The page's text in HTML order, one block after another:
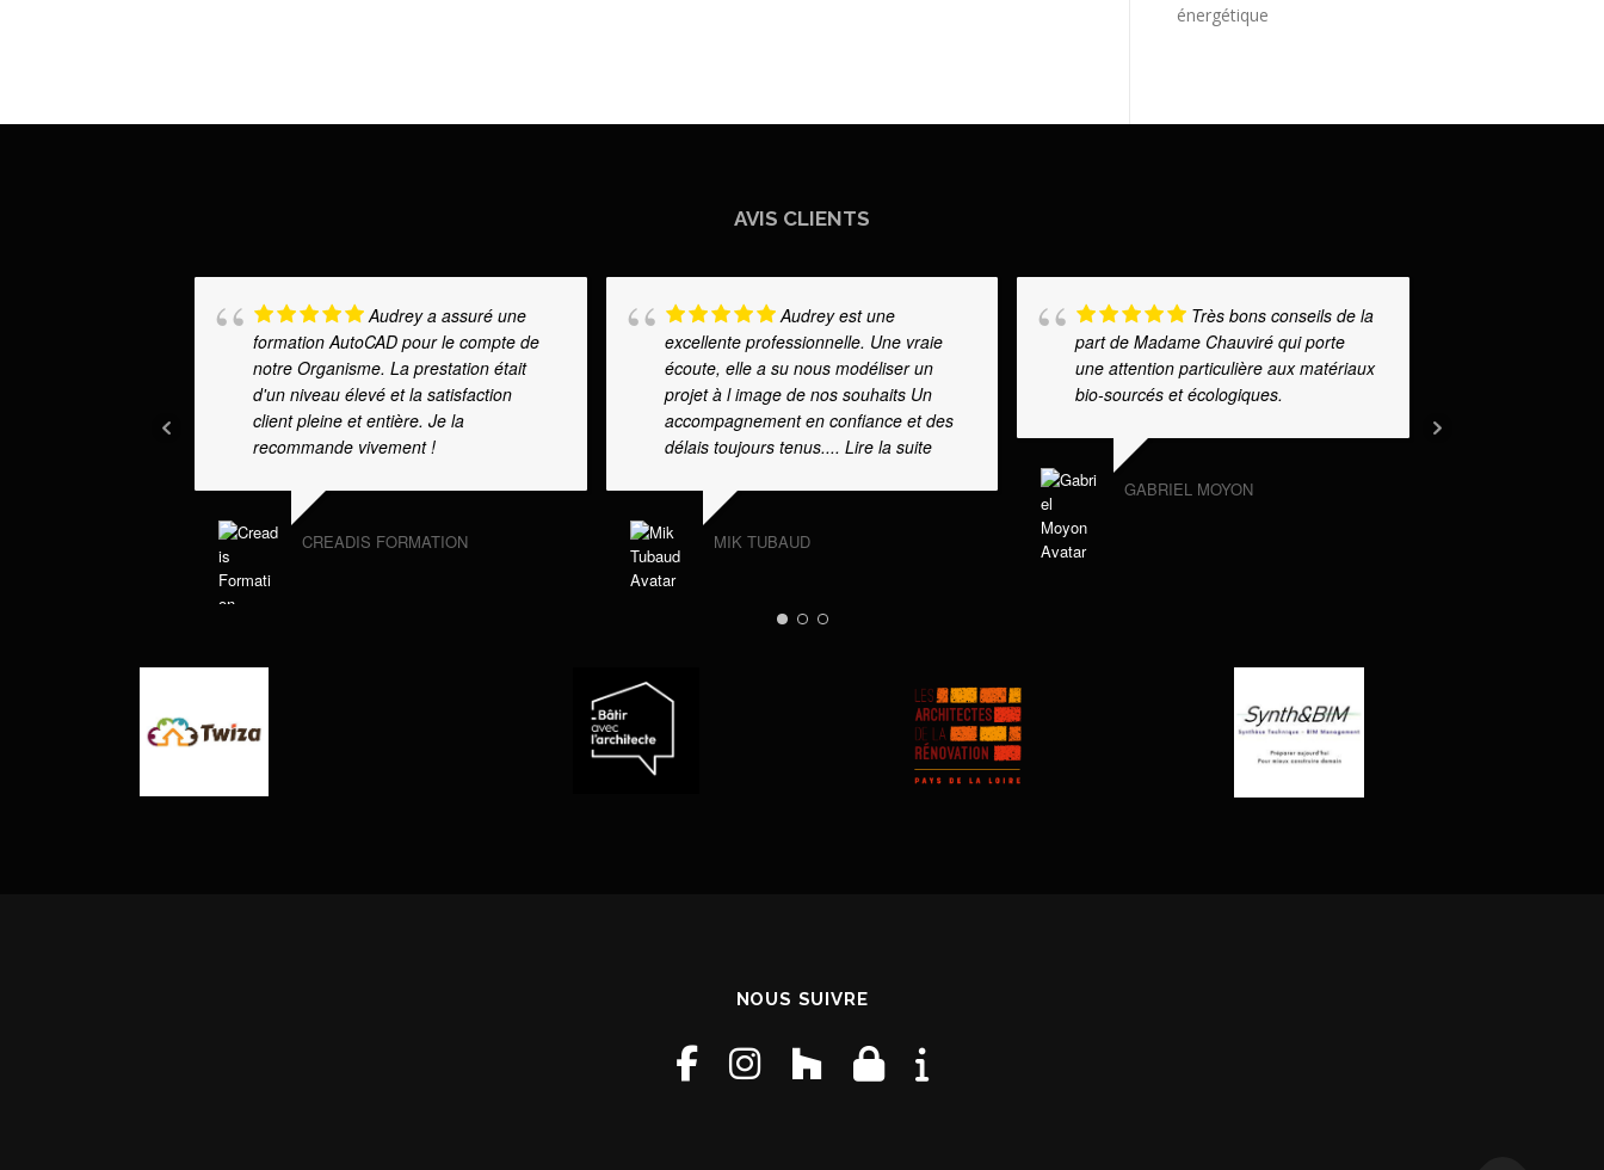
énergétique
AVIS CLIENTS
Audrey a assuré une
formation AutoCAD pour le compte de
notre Organisme. La prestation était
d'un niveau élevé et la satisfaction
client pleine et entière. Je la
recommande vivement !
CREADIS FORMATION
Audrey est une
excellente professionnelle. Une vraie
écoute, elle a su nous modéliser un
projet à l image de nos souhaits Un
accompagnement en confiance et des
délais toujours tenus.... Lire la suite
MIK TUBAUD
Très bons conseils de la
part de Madame Chauviré qui porte
une attention particulière aux matériaux
bio-sourcés et écologiques.
GABRIEL MOYON
NOUS SUIVRE